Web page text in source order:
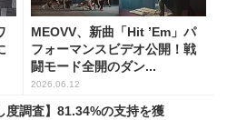
MEOVV、新曲「Hit ’Em」パ
フォーマンスビデオ公開！戦
闘モード全開のダン...
2026.06.12
度調査】81.34%の支持を獲